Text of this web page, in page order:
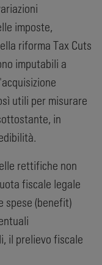
imposte,
riforma Tax Cuts
imputabili a
utili per misurare
in
rettifiche non
fiscale legale
spese (benefit)
il prelievo fiscale